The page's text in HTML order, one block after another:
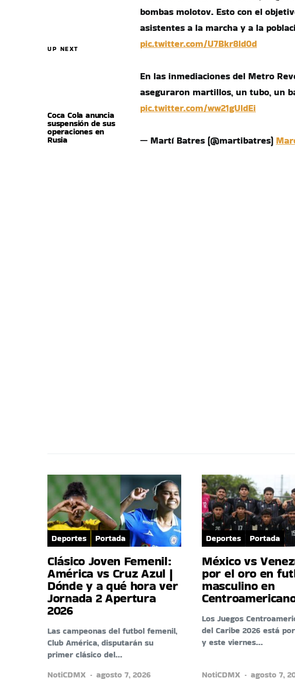
UP NEXT
Coca Cola anuncia
suspensión de sus
operaciones en
Rusia
bombas molotov. Esto con el
asistentes a la marcha y a la
pic.twitter.com/U7Bkr8Id0d
En las inmediaciones del Metro
aseguraron martillos, un tubo, un
pic.twitter.com/ww21gUldEi
— Martí Batres (@martibatres)
Deportes Portada
Clásico Joven Femenil:
América vs Cruz Azul |
Dónde y a qué hora ver
Jornada 2 Apertura
2026
Las campeonas del futbol femenil,
Club América, disputarán su
primer clásico del…
NotiCDMX
agosto 7, 2026
Deportes Portada
México vs
por el oro en
masculino en
Los Juegos
del Caribe 2026 está
y este viernes…
NotiCDMX agosto 7,